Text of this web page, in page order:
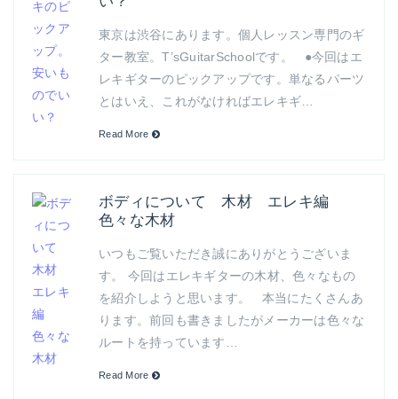
東京は渋谷にあります。個人レッスン専門のギ
ター教室。T’sGuitarSchoolです。 ●今回はエ
レキギターのピックアップです。単なるパーツ
とはいえ、これがなければエレキギ…
Read More
ボディについて 木材 エレキ編
色々な木材
いつもご覧いただき誠にありがとうございま
す。 今回はエレキギターの木材、色々なもの
を紹介しようと思います。 本当にたくさんあ
ります。前回も書きましたがメーカーは色々な
ルートを持っています…
Read More